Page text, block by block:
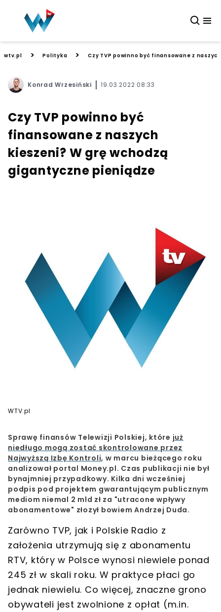
wtv.pl > Polityka > Czy TVP powinno być finansowane z
Konrad Wrzesiński 19.03.2022 08:33
Czy TVP powinno być
finansowane z naszych
kieszeni? W grę wchodzą
gigantyczne pieniądze
WTV.pl
Sprawę finansów Telewizji Polskiej, które już
niedługo mogą zostać skontrolowane przez
Najwyższą Izbę Kontroli, w marcu bieżącego roku
analizował portal Money.pl. Czas publikacji nie był
bynajmniej przypadkowy. Kilka dni wcześniej
podpis pod projektem gwarantującym publicznym
mediom niemal 2 mld zł za "utracone wpływy
abonamentowe" złozył bowiem Andrzej Duda.
Zarówno TVP, jak i Polskie Radio z
założenia utrzymują się z abonamentu
RTV, który w Polsce wynosi niewiele ponad
245 zł w skali roku. W praktyce płaci go
jednak niewielu. Co więcej, znaczne grono
obywateli jest zwolnione z opłat (m.in.